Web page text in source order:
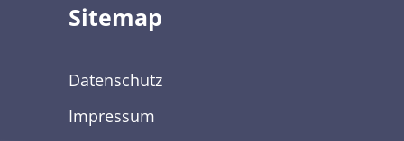
Sitemap
Datenschutz
Impressum